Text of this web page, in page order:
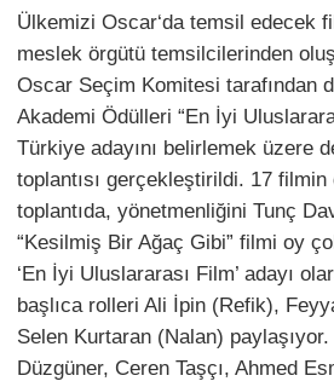
Ülkemizi Oscar‘da temsil edecek
meslek örgütü temsilcilerinden
Oscar Seçim Komitesi tarafından
Akademi Ödülleri “En İyi
Türkiye adayını belirlemek üzere
toplantısı gerçekleştirildi. 17
toplantıda, yönetmenliğini Tunç
“Kesilmiş Bir Ağaç Gibi” filmi oy
‘En İyi Uluslararası Film’ adayı
başlıca rolleri Ali İpin (Refik),
Selen Kurtaran (Nalan)
Düzgüner, Ceren Taşçı, Ahmed